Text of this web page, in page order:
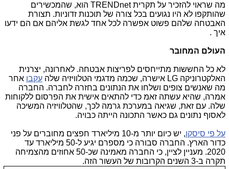
מה שראוי להזכיר על תקריתTRENDnetהוא, שהמכשירים
שהותקפו לא היו נגועים בכל צורה של תוכנות זדוניות. תצורת
האבטחה שלהם פשוט אפשרה לכל אחד לגשת אליהם אם הם ידעו
איך .
העולם המחובר
לא כל החששות מתייחסים לפריצות אבטחה. לאחרונה, יצרנית
האלקטרוניקה LG אישרה, שכמה מדגמי הטלוויזיה שלה עקבואחר
מה שאנשים צופים ושלחו את הנתונים בחזרה לחברה. החברה
אמרה, שהיא עשתה זאמ כדי להתאים אישית את הפרסום ללקוחות
שלה. עם זאת, שגיאה במערכת גרמה לכך, שהטלוויזיה המשיכה
לאסוף נתונים גם כאשר התכונה הייתה כבויה.
על פי סיסקו
, יש כיום יותר מ-10 מיליארד חפצים מחוברים על פני
כדור הארץ. החברה סבורה כי מספרם יגיע ל-50 מיליארד עד
2020. מעניין לציין, כי החברה מאמינה שכ-50 אחוזים מהצמיחה
תקרה ב-3 השנים הקרובות של העשור הזה.